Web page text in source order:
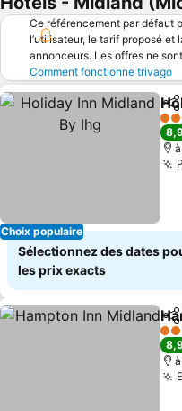
Ce référencement par défaut
l’utilisateur, le tarif proposé
annonceurs. Les offres ne
Comment fonctionne trivago
Choix populaire
3
Sélectionnez des dates
les prix exacts
3